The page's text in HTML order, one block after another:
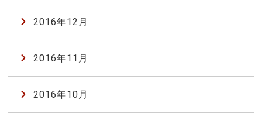
2016年12月
2016年11月
2016年10月